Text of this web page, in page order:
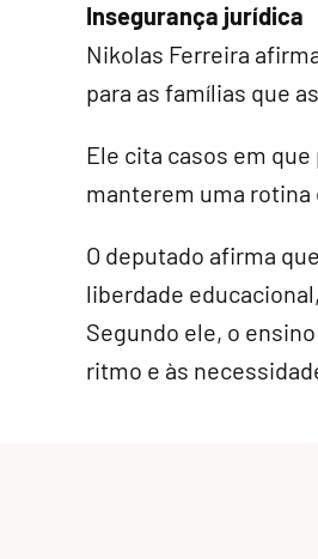
Insegurança jurídica
Nikolas Ferreira
para as famílias que
Ele cita casos em
manterem uma
O deputado afirma
liberdade
Segundo ele, o
ritmo e às